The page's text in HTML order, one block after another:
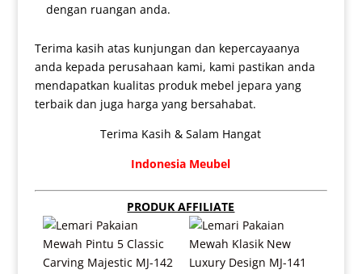
dengan ruangan anda.
Terima kasih atas kunjungan dan kepercayaanya
anda kepada perusahaan kami, kami pastikan anda
mendapatkan kualitas produk mebel jepara yang
terbaik dan juga harga yang bersahabat.
Terima Kasih & Salam Hangat
Indonesia Meubel
PRODUK AFFILIATE